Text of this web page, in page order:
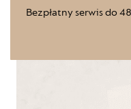
Bezpłatny serwis do